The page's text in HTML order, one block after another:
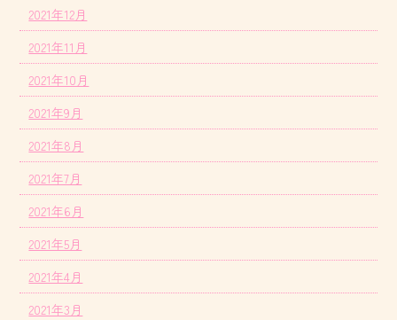
2021年12月
2021年11月
2021年10月
2021年9月
2021年8月
2021年7月
2021年6月
2021年5月
2021年4月
2021年3月